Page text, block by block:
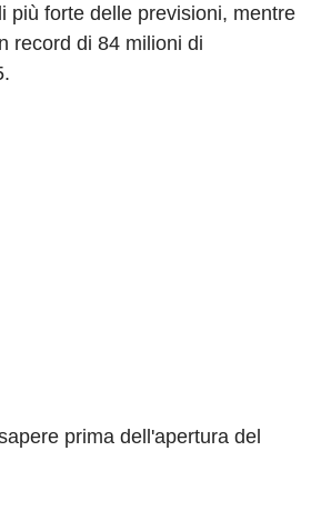
più forte delle previsioni, mentre
record di 84 milioni di
prima dell'apertura del